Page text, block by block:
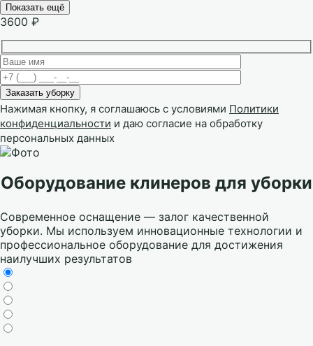
Показать ещё
3600 ₽
Нажимая кнопку, я соглашаюсь с условиями Политики
конфиденциальности и даю согласие на обработку
персональных данных
Оборудование клинеров для уборки
Современное оснащение — залог качественной
уборки. Мы используем инновационные технологии и
профессиональное оборудование для достижения
наилучших результатов